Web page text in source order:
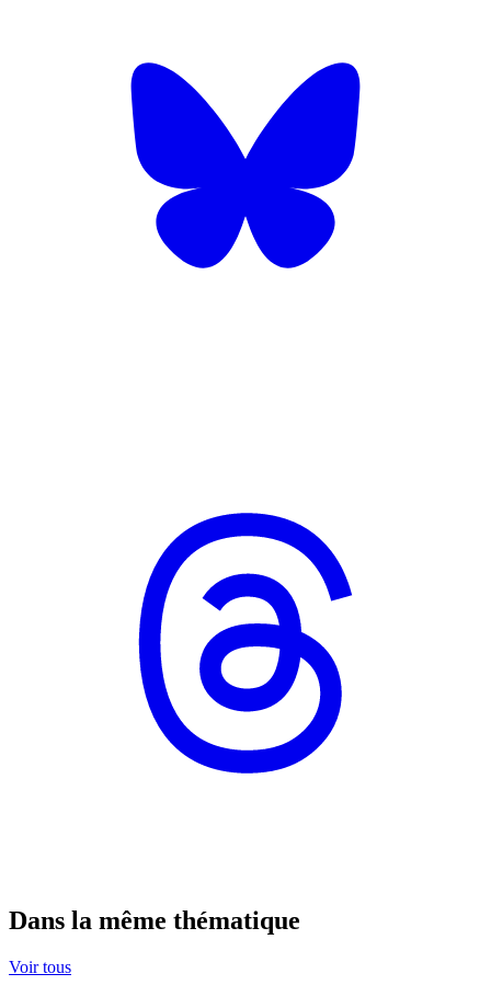
Dans la même thématique
Voir tous